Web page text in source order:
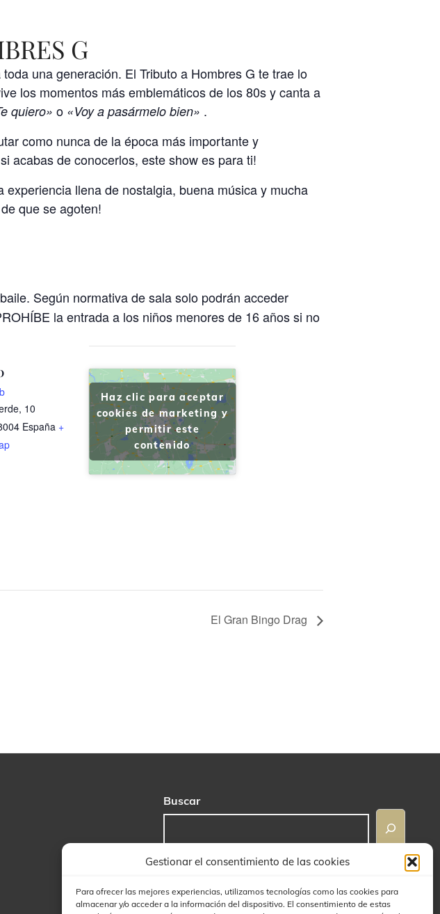
Gestionar el consentimiento de las cookies
Para ofrecer las mejores experiencias, utilizamos tecnologías como las cookies para
almacenar y/o acceder a la información del dispositivo. El consentimiento de estas
G
una generación. El Tributo a Hombres G te trae lo
los momentos más emblemáticos de los 80s y canta a
quiero» o «Voy a pasármelo bien» .
como nunca de la época más importante y
acabas de conocerlos, este show es para ti!
llena de nostalgia, buena música y mucha
que se agoten!
Según normativa de sala solo podrán acceder
la entrada a los niños menores de 16 años si no
10
España +
Haz clic para aceptar
cookies de marketing y
permitir este
contenido
El Gran Bingo Drag
Buscar